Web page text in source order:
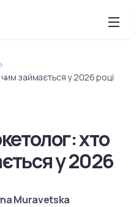
займається у 2026 році
хто
у 2026
Muravetska